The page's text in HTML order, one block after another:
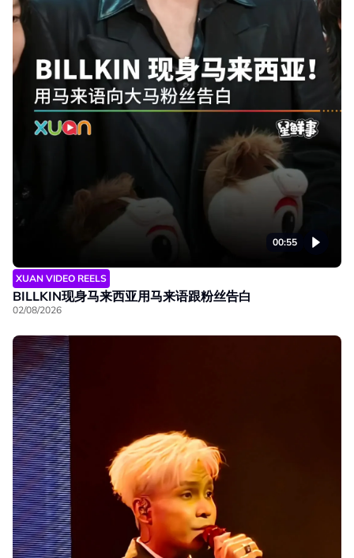
00:55
XUAN VIDEO REELS
BILLKIN现身马来西亚用马来语跟粉丝告白
02/08/2026